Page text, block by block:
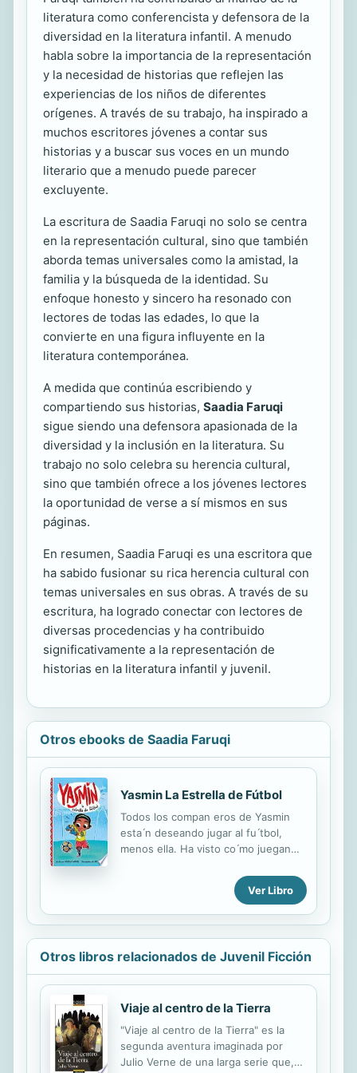
literatura como conferencista y defensora de la
diversidad en la literatura infantil. A menudo
habla sobre la importancia de la representación
y la necesidad de historias que reflejen las
experiencias de los niños de diferentes
orígenes. A través de su trabajo, ha inspirado a
muchos escritores jóvenes a contar sus
historias y a buscar sus voces en un mundo
literario que a menudo puede parecer
excluyente.
La escritura de Saadia Faruqi no solo se centra
en la representación cultural, sino que también
aborda temas universales como la amistad, la
familia y la búsqueda de la identidad. Su
enfoque honesto y sincero ha resonado con
lectores de todas las edades, lo que la
convierte en una figura influyente en la
literatura contemporánea.
A medida que continúa escribiendo y
compartiendo sus historias, Saadia Faruqi
sigue siendo una defensora apasionada de la
diversidad y la inclusión en la literatura. Su
trabajo no solo celebra su herencia cultural,
sino que también ofrece a los jóvenes lectores
la oportunidad de verse a sí mismos en sus
páginas.
En resumen, Saadia Faruqi es una escritora que
ha sabido fusionar su rica herencia cultural con
temas universales en sus obras. A través de su
escritura, ha logrado conectar con lectores de
diversas procedencias y ha contribuido
significativamente a la representación de
historias en la literatura infantil y juvenil.
Otros ebooks de Saadia Faruqi
Yasmin La Estrella de Fútbol
Todos los compan eros de Yasmin
esta ́n deseando jugar al fu ́tbol,
menos ella. Ha visto co ́mo juegan
ahora tiene que jugar de arquera!
¿Conseguira ́ vencer sus miedos o
abandonara ́ el partido? ¡Vamos,
Yasmin!
Ver Libro
Otros libros relacionados de Juvenil Ficción
Viaje al centro de la Tierra
"Viaje al centro de la Tierra" es la
segunda aventura imaginada por
Julio Verne de una larga serie que,